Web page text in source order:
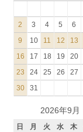
2
3 4 5 6
9
10 11 12 13
16
17 18 19 20
23
24 25 26 27
30
31
2026年9月
日 月 火 水 木